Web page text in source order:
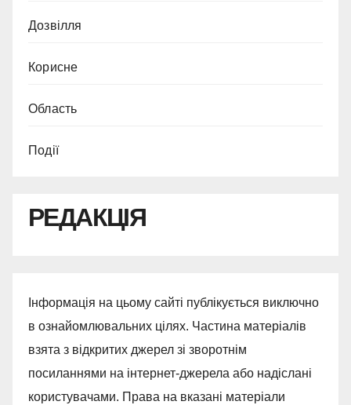
Дозвілля
Корисне
Область
Події
РЕДАКЦІЯ
Інформація на цьому сайті публікується виключно
в ознайомлювальних цілях. Частина матеріалів
взята з відкритих джерел зі зворотнім
посиланнями на інтернет-джерела або надіслані
користувачами. Права на вказані матеріали